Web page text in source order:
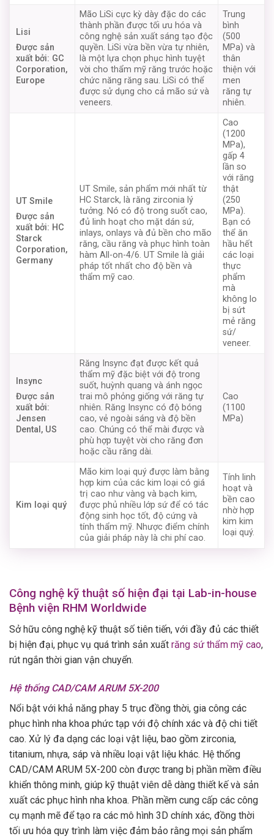
Lisi
Được sản
xuất bởi: GC
Corporation,
Europe
Mão LiSi cực kỳ dày đặc do các
thành phần được tối ưu hóa và
công nghệ sản xuất sáng tạo độc
quyền. LiSi vừa bền vừa tự nhiên,
là một lựa chọn phục hình tuyệt
vời cho thẩm mỹ răng trước hoặc
chức năng răng sau. LiSi có thể
được sử dụng cho cả mão sứ và
veneers.
Trung
bình
(500
MPa) và
thân
thiện với
men
răng tự
nhiên.
UT Smile
Được sản
xuất bởi: HC
Starck
Corporation,
Germany
UT Smile, sản phẩm mới nhất từ
HC Starck, là răng zirconia lý
tưởng. Nó có độ trong suốt cao,
đủ linh hoạt cho mặt dán sứ,
inlays, onlays và đủ bền cho mão
răng, cầu răng và phục hình toàn
hàm All-on-4/6. UT Smile là giải
pháp tốt nhất cho độ bền và
thẩm mỹ cao.
Cao
(1200
MPa),
gấp 4
lần so
với răng
thật
(250
MPa).
Bạn có
thể ăn
hầu hết
các loại
thực
phẩm
mà
không lo
bị sứt
mẻ răng
sứ/
veneer.
Insync
Được sản
xuất bởi:
Jensen
Dental, US
Răng Insync đạt được kết quả
thẩm mỹ đặc biệt với độ trong
suốt, huỳnh quang và ánh ngọc
trai mô phỏng giống với răng tự
nhiên. Răng Insync có độ bóng
cao, vẻ ngoài sáng và độ bền
cao. Chúng có thể mài được và
phù hợp tuyệt vời cho răng đơn
hoặc cầu răng dài.
Cao
(1100
MPa)
Kim loại quý
Mão kim loại quý được làm bằng
hợp kim của các kim loại có giá
trị cao như vàng và bạch kim,
được phủ nhiều lớp sứ để có tác
động sinh học tốt, độ cứng và
tính thẩm mỹ. Nhược điểm chính
của giải pháp này là chi phí cao.
Tính linh
hoạt và
bền cao
nhờ hợp
kim kim
loại quý.
Công nghệ kỹ thuật số hiện đại tại Lab-in-house
Bệnh viện RHM Worldwide
Sở hữu công nghệ kỹ thuật số tiên tiến, với đầy đủ các thiết
bị hiện đại, phục vụ quá trình sản xuất răng sứ thẩm mỹ cao,
rút ngắn thời gian vận chuyển.
Hệ thống CAD/CAM ARUM 5X-200
Nổi bật với khả năng phay 5 trục đồng thời, gia công các
phục hình nha khoa phức tạp với độ chính xác và độ chi tiết
cao. Xử lý đa dạng các loại vật liệu, bao gồm zirconia,
titanium, nhựa, sáp và nhiều loại vật liệu khác. Hệ thống
CAD/CAM ARUM 5X-200 còn được trang bị phần mềm điều
khiển thông minh, giúp kỹ thuật viên dễ dàng thiết kế và sản
xuất các phục hình nha khoa. Phần mềm cung cấp các công
cụ mạnh mẽ để tạo ra các mô hình 3D chính xác, đồng thời
tối ưu hóa quy trình làm việc đảm bảo rằng mọi sản phẩm